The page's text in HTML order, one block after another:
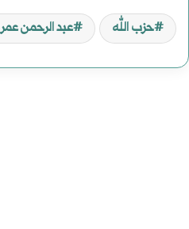
حزب الله عبد الرحمن